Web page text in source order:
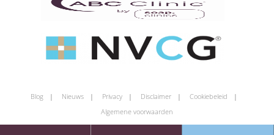
Blog Nieuws Privacy Disclaimer
Cookiebeleid
Algemene voorwaarden